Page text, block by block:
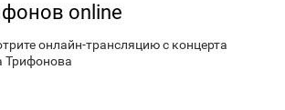
online
онлайн-трансляцию с концерта
Трифонова